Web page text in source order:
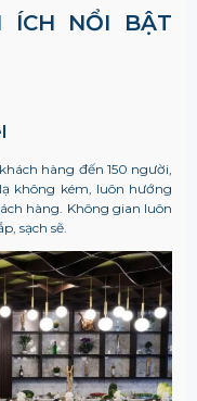
ÍCH NỔI BẬT
hàng đến 150 người,
không kém, luôn hướng
hàng. Không gian luôn
sạch sẽ.